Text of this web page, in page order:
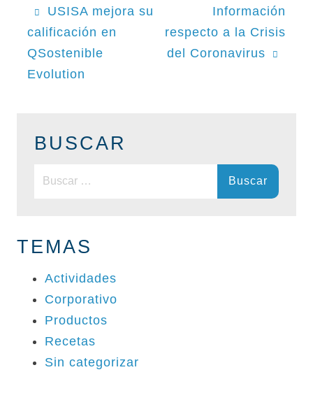
Navegación
de
entradas
USISA mejora su
calificación en
QSostenible
Evolution
Información
respecto a la Crisis
del Coronavirus
BUSCAR
Buscar:
TEMAS
Actividades
Corporativo
Productos
Recetas
Sin categorizar